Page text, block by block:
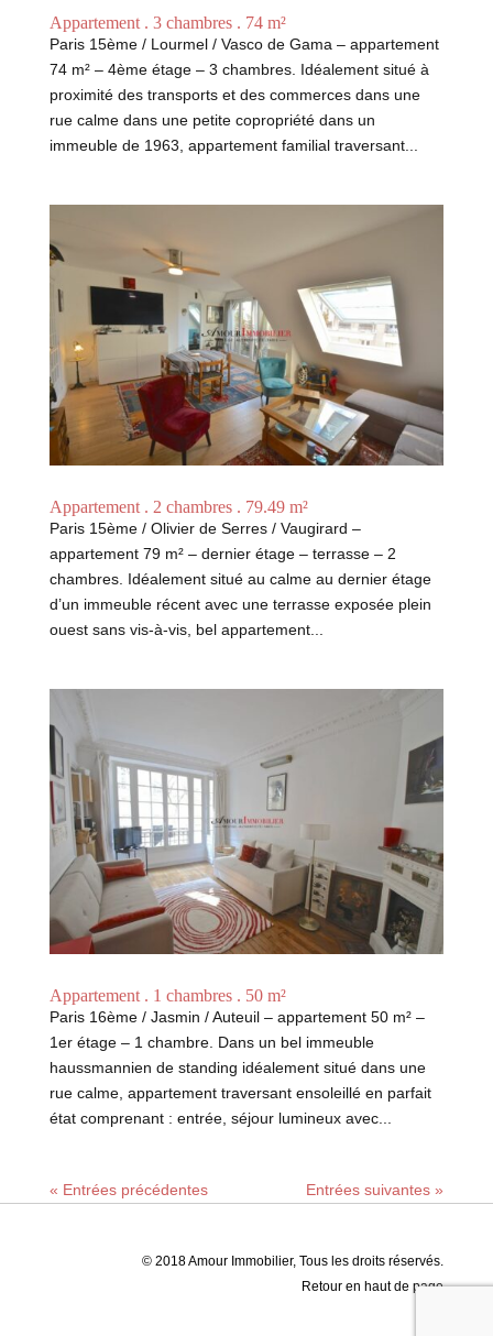
Appartement . 3 chambres . 74 m²
Paris 15ème / Lourmel / Vasco de Gama – appartement
74 m² – 4ème étage – 3 chambres. Idéalement situé à
proximité des transports et des commerces dans une
rue calme dans une petite copropriété dans un
immeuble de 1963, appartement familial traversant...
Appartement . 2 chambres . 79.49 m²
Paris 15ème / Olivier de Serres / Vaugirard –
appartement 79 m² – dernier étage – terrasse – 2
chambres. Idéalement situé au calme au dernier étage
d’un immeuble récent avec une terrasse exposée plein
ouest sans vis-à-vis, bel appartement...
Appartement . 1 chambres . 50 m²
Paris 16ème / Jasmin / Auteuil – appartement 50 m² –
1er étage – 1 chambre. Dans un bel immeuble
haussmannien de standing idéalement situé dans une
rue calme, appartement traversant ensoleillé en parfait
état comprenant : entrée, séjour lumineux avec...
« Entrées précédentes Entrées suivantes »
© 2018 Amour Immobilier, Tous les droits réservés.
Retour en haut de page